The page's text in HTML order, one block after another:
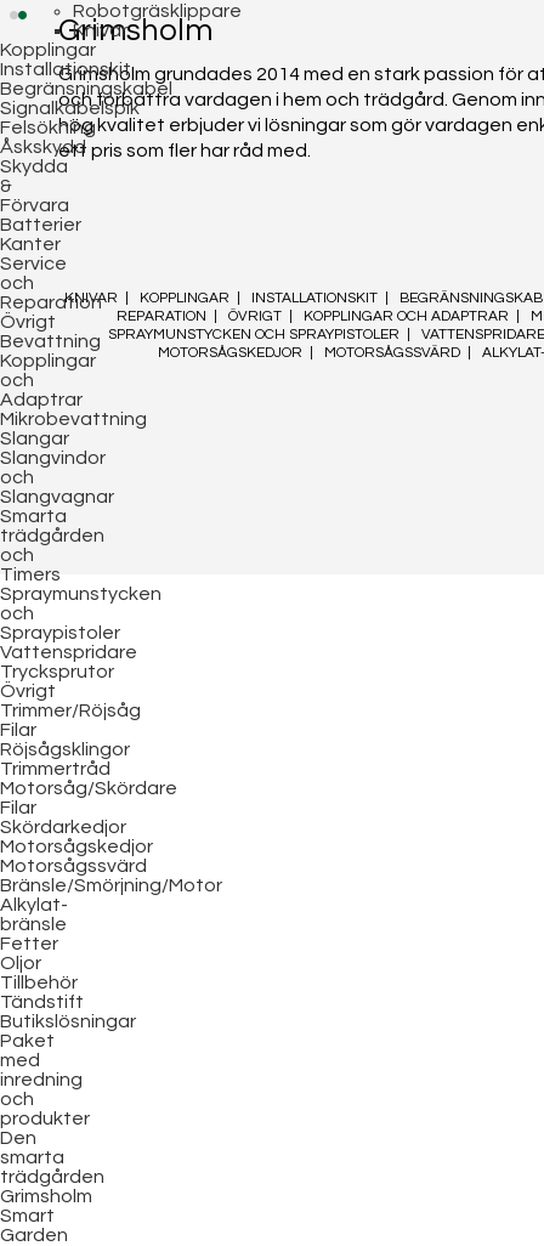
Grimsholm
Grimsholm grundades 2014 med en stark passion för
och förbättra vardagen i hem och trädgård. Genom
hög kvalitet erbjuder vi lösningar som gör vardagen
ett pris som fler har råd med.
KNIVAR KOPPLINGAR INSTALLATIONSKIT|
REPARATION
ÖVRIGT KOPPLINGAR OCH ADAPTRAR
SPRAYMUNSTYCKEN OCH SPRAYPISTOLER
VATTENSPRIDARE
MOTORSÅGSKEDJOR
MOTORSÅGSSVÄRD|
Robotgräsklippare
Knivar
Kopplingar
Installationskit
Begränsningskabel
Signalkabelspik
Felsökning
Åskskydd
Skydda
&
Förvara
Batterier
Kanter
Service
och
Reparation
Övrigt
Bevattning
Kopplingar
och
Adaptrar
Mikrobevattning
Slangar
Slangvindor
och
Slangvagnar
Smarta
trädgården
och
Timers
Spraymunstycken
och
Spraypistoler
Vattenspridare
Trycksprutor
Övrigt
Trimmer/Röjsåg
Filar
Röjsågsklingor
Trimmertråd
Motorsåg/Skördare
Filar
Skördarkedjor
Motorsågskedjor
Motorsågssvärd
Bränsle/Smörjning/Motor
Alkylat-
bränsle
Fetter
Oljor
Tillbehör
Tändstift
Butikslösningar
Paket
med
inredning
och
produkter
Den
smarta
trädgården
Grimsholm
Smart
Garden